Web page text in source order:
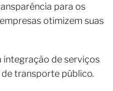
para os
otimizem suas
integração de serviços
transporte público.